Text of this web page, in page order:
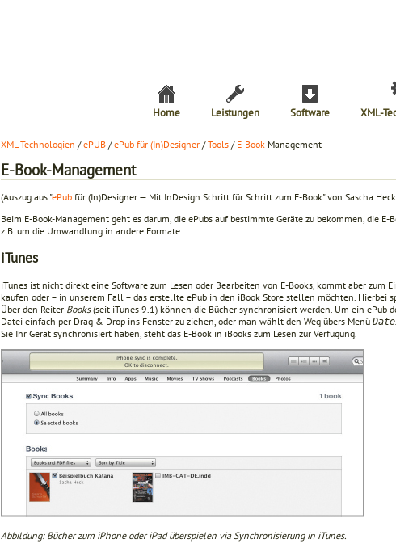
Home Leistungen Software XML-
XML-Technologien /ePUB /ePub für (In)Designer /Tools / E-Book-Management
E-Book-Management
(Auszug aus "ePub für (In)Designer — Mit InDesign Schritt für Schritt zum E-Book" von Sascha
Beim E-Book-Management geht es darum, die ePubs auf bestimmte Geräte zu bekommen, die
z.B. um die Umwandlung in andere Formate.
iTunes
iTunes ist nicht direkt eine Software zum Lesen oder Bearbeiten von E-Books, kommt aber zum
kaufen oder – in unserem Fall – das erstellte ePub in den iBook Store stellen möchten. Hierbei
Über den Reiter Books(seit iTunes 9.1) können die Bücher synchronisiert werden. Um ein ePub
Datei einfach per Drag & Drop ins Fenster zu ziehen, oder man wählt den Weg übers Menü
Sie Ihr Gerät synchronisiert haben, steht das E-Book in iBooks zum Lesen zur Verfügung.
Abbildung: Bücher zum iPhone oder iPad überspielen via Synchronisierung in iTunes.